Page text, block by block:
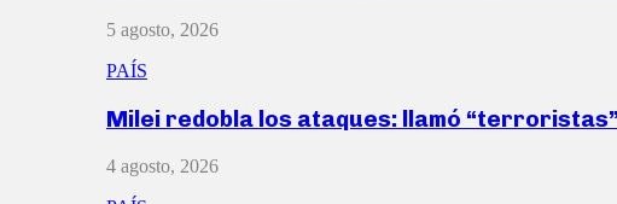
5 agosto, 2026
PAÍS
Milei redobla los ataques: llamó
4 agosto, 2026